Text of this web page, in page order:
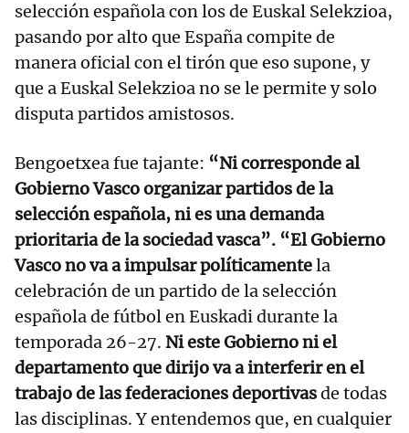
selección española con los de Euskal Selekzioa,
pasando por alto que España compite de
manera oficial con el tirón que eso supone, y
que a Euskal Selekzioa no se le permite y solo
disputa partidos amistosos.
Bengoetxea fue tajante: “Ni corresponde al
Gobierno Vasco organizar partidos de la
selección española, ni es una demanda
prioritaria de la sociedad vasca”. “El Gobierno
Vasco no va a impulsar políticamentela
celebración de un partido de la selección
española de fútbol en Euskadi durante la
temporada 26-27. Ni este Gobierno ni el
departamento que dirijo va a interferir en el
trabajo de las federaciones deportivasde todas
las disciplinas. Y entendemos que, en cualquier